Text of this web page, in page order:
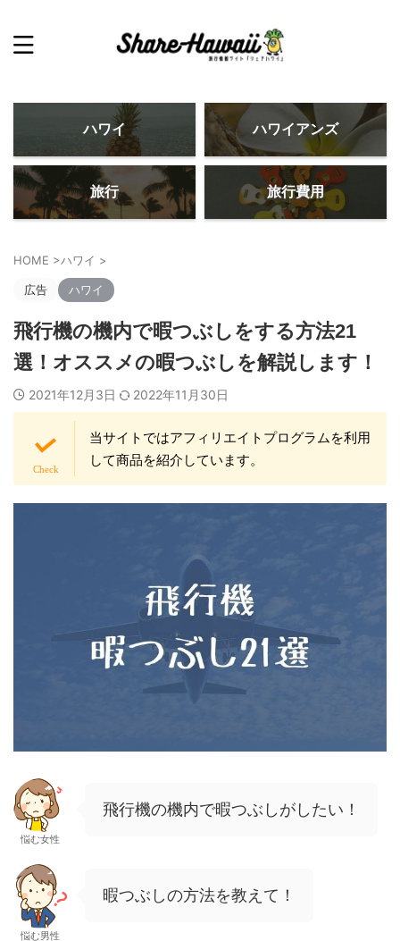
ハワイ ハワイアンズ
旅行 旅行費用
HOME >ハワイ >
広告 ハワイ
飛行機の機内で暇つぶしをする方法21
選！オススメの暇つぶしを解説します！
2021年12月3日 2022年11月30日
当サイトではアフィリエイトプログラムを利用
して商品を紹介しています。
悩む女性
飛行機の機内で暇つぶしがしたい！
悩む男性
暇つぶしの方法を教えて！